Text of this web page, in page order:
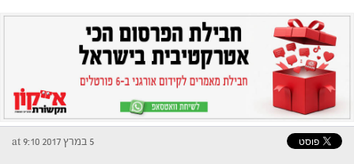
5 במרץ 2017 at 9:10